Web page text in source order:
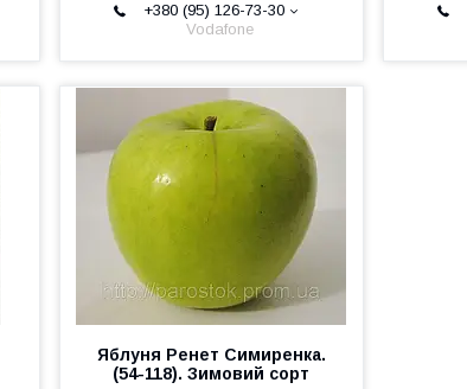
+380 (95) 126-73-30
Vodafone
Яблуня Ренет Симиренка.
(54-118). Зимовий сорт